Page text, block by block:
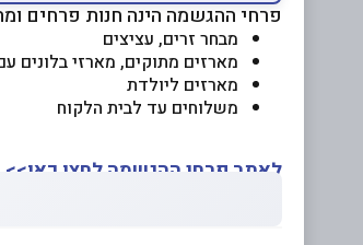
פרחי ההגשמה הינה חנות פרחים
מבחר זרים, עציצים
מארזים מתוקים, מארזי בלונים
מארזים ליולדת
משלוחים עד לבית הלקוח
לאתר פרחי ההגשמה לחצו כאן>>